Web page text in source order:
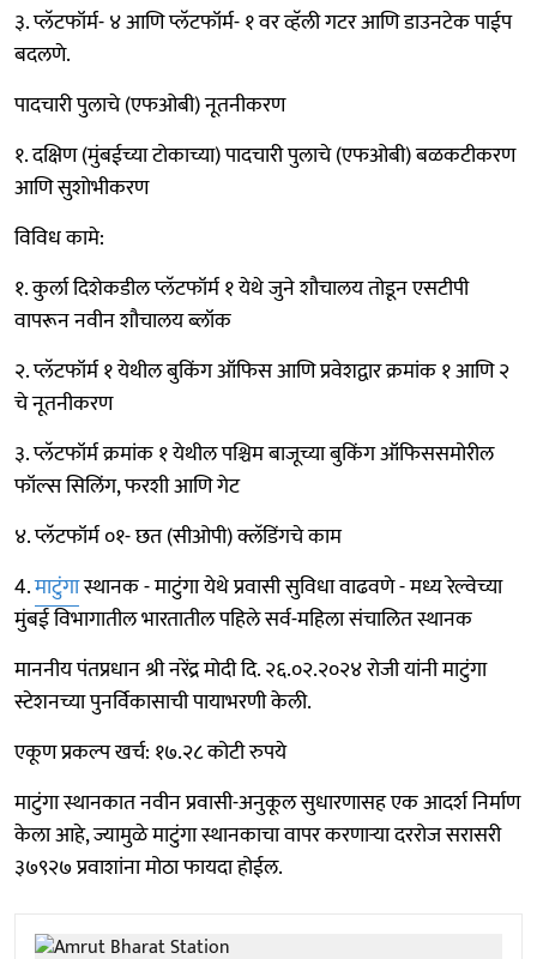
३. प्लॅटफॉर्म- ४ आणि प्लॅटफॉर्म- १ वर व्हॅली गटर आणि डाउनटेक पाईप
बदलणे.
पादचारी पुलाचे (एफओबी) नूतनीकरण
१. दक्षिण (मुंबईच्या टोकाच्या) पादचारी पुलाचे (एफओबी) बळकटीकरण
आणि सुशोभीकरण
विविध कामे:
१. कुर्ला दिशेकडील प्लॅटफॉर्म १ येथे जुने शौचालय तोडून एसटीपी
वापरून नवीन शौचालय ब्लॉक
२. प्लॅटफॉर्म १ येथील बुकिंग ऑफिस आणि प्रवेशद्वार क्रमांक १ आणि २
चे नूतनीकरण
३. प्लॅटफॉर्म क्रमांक १ येथील पश्चिम बाजूच्या बुकिंग ऑफिससमोरील
फॉल्स सिलिंग, फरशी आणि गेट
४. प्लॅटफॉर्म ०१- छत (सीओपी) क्लॅडिंगचे काम
4.माटुंगास्थानक - माटुंगा येथे प्रवासी सुविधा वाढवणे - मध्य रेल्वेच्या
मुंबई विभागातील भारतातील पहिले सर्व-महिला संचालित स्थानक
माननीय पंतप्रधान श्री नरेंद्र मोदी दि. २६.०२.२०२४ रोजी यांनी माटुंगा
स्टेशनच्या पुनर्विकासाची पायाभरणी केली.
एकूण प्रकल्प खर्च: १७.२८ कोटी रुपये
माटुंगा स्थानकात नवीन प्रवासी-अनुकूल सुधारणासह एक आदर्श निर्माण
केला आहे, ज्यामुळे माटुंगा स्थानकाचा वापर करणाऱ्या दररोज सरासरी
३७९२७ प्रवाशांना मोठा फायदा होईल.